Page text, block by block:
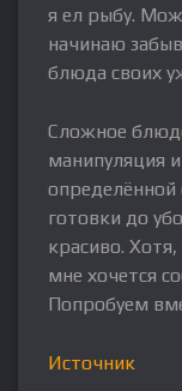
я ел рыбу.
начинаю
блюда своих
Сложное
манипуляция
определённой
готовки до
красиво. Хотя,
мне хочется
Попробуем
Источник